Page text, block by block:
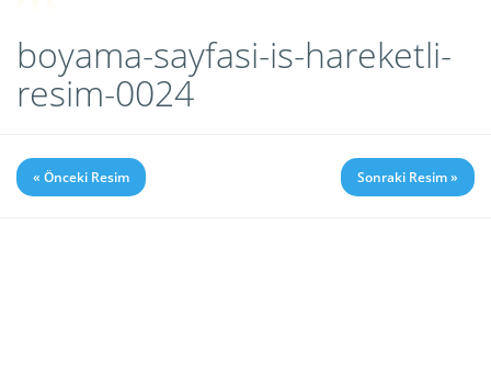
boyama-sayfasi-is-hareketli-
resim-0024
« Önceki Resim Sonraki Resim »